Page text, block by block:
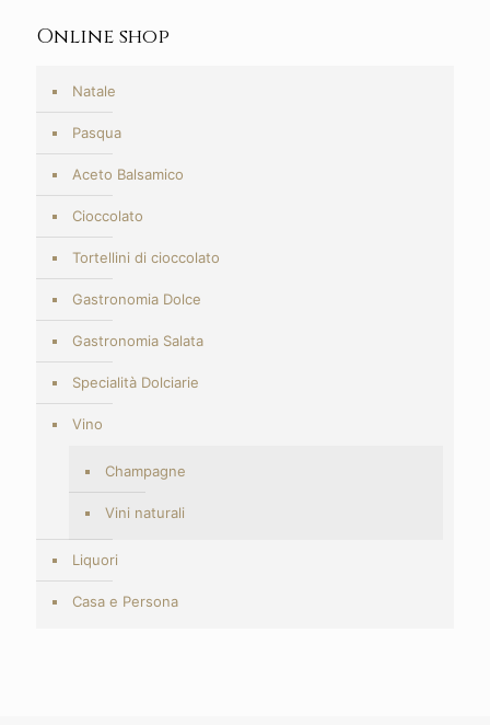
Online shop
Natale
Pasqua
Aceto Balsamico
Cioccolato
Tortellini di cioccolato
Gastronomia Dolce
Gastronomia Salata
Specialità Dolciarie
Vino
Champagne
Vini naturali
Liquori
Casa e Persona